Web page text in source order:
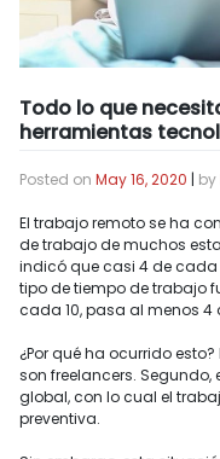
Todo lo que
herramientas
Posted on May 16, 2020 | by
El trabajo remoto se ha
de trabajo de muchos
indicó que casi 4 de cada
tipo de tiempo de trabajo
cada 10, pasa al menos
¿Por qué ha ocurrido
son freelancers.
global, con lo cual el
preventiva.